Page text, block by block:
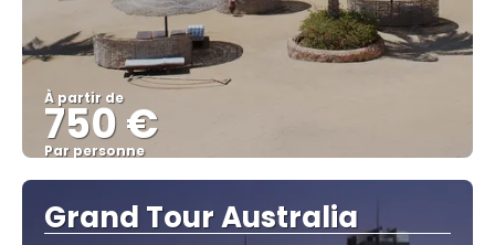
À partir de
750 €
Par personne
Afficher
Grand Tour Australia